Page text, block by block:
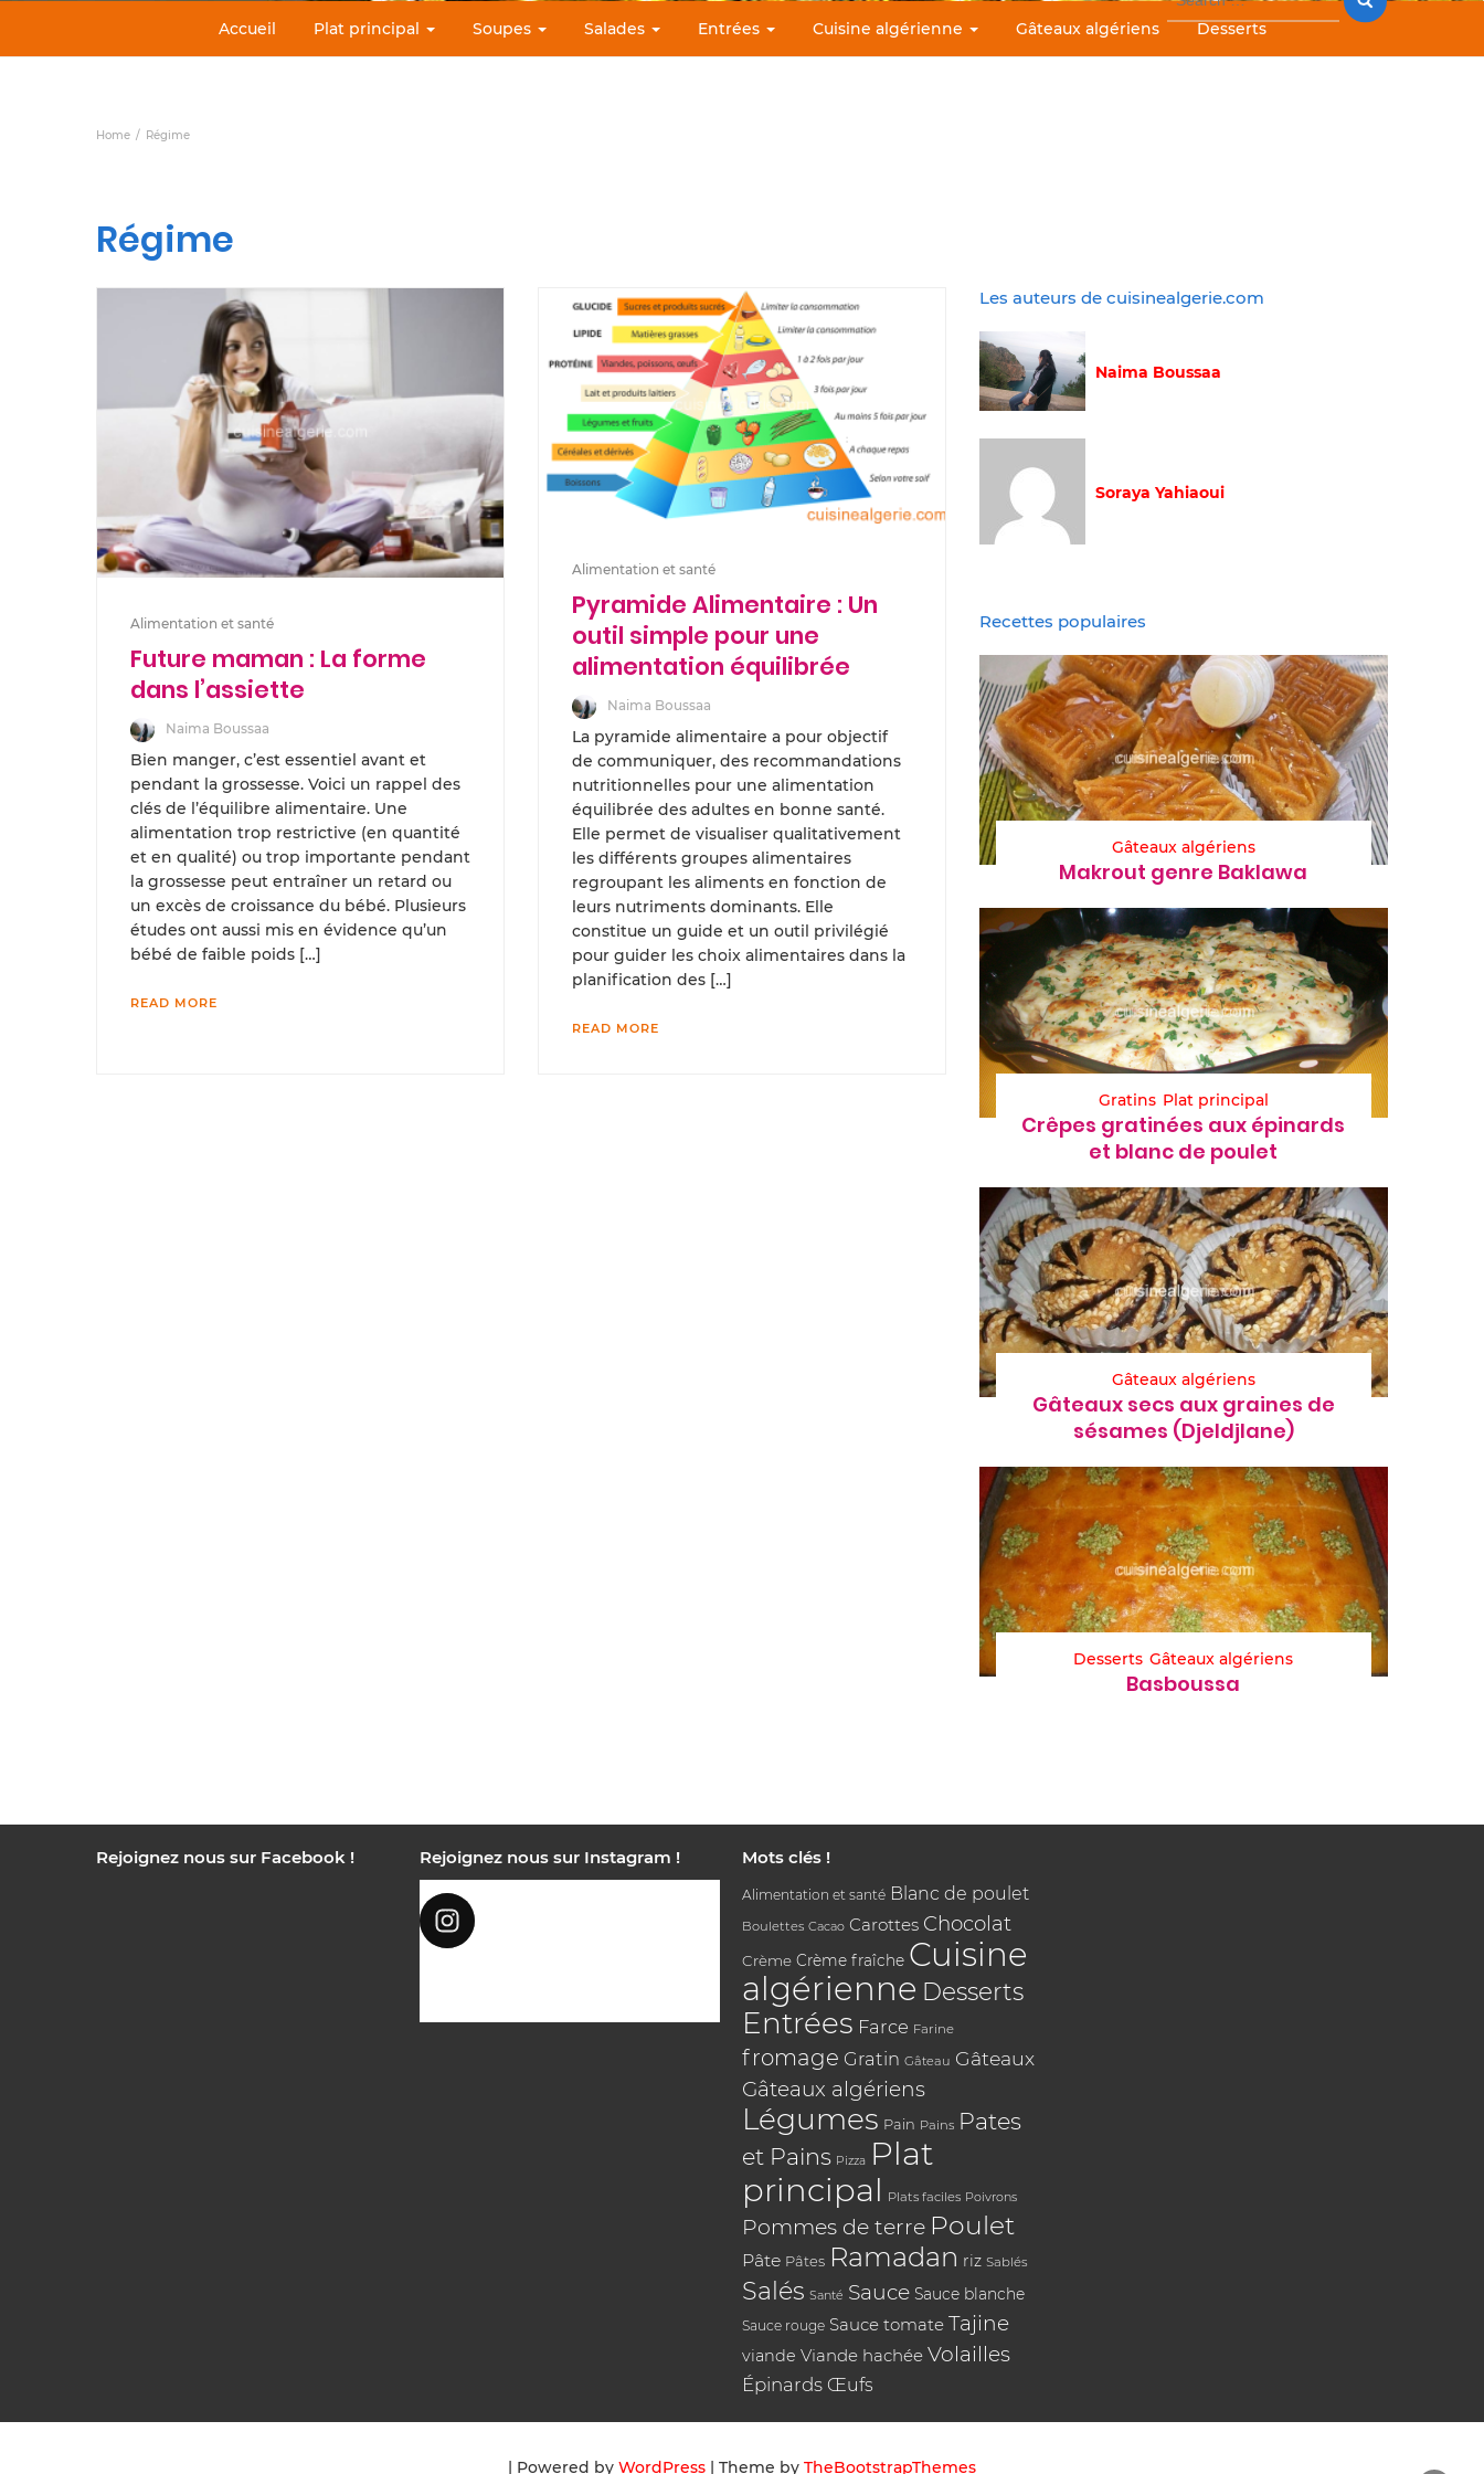
Accueil Plat principal Soupes Salades Entrées Cuisine algérienne Gâteaux algériens Desserts
Home Régime
Régime
Alimentation et santé
Future maman : La forme
dans l’assiette
Naima Boussaa
Bien manger, c’est essentiel avant et
pendant la grossesse. Voici un rappel des
clés de l’équilibre alimentaire. Une
alimentation trop restrictive (en quantité
et en qualité) ou trop importante pendant
la grossesse peut entraîner un retard ou
un excès de croissance du bébé. Plusieurs
études ont aussi mis en évidence qu’un
bébé de faible poids […]
READ MORE
Alimentation et santé
Pyramide Alimentaire : Un
outil simple pour une
alimentation équilibrée
Naima Boussaa
La pyramide alimentaire a pour objectif
de communiquer, des recommandations
nutritionnelles pour une alimentation
équilibrée des adultes en bonne santé.
Elle permet de visualiser qualitativement
les différents groupes alimentaires
regroupant les aliments en fonction de
leurs nutriments dominants. Elle
constitue un guide et un outil privilégié
pour guider les choix alimentaires dans la
planification des […]
READ MORE
Les auteurs de cuisinealgerie.com
Naima Boussaa
Soraya Yahiaoui
Recettes populaires
Gâteaux algériens
Makrout genre Baklawa
Gratins Plat principal
Crêpes gratinées aux épinards
et blanc de poulet
Gâteaux algériens
Gâteaux secs aux graines de
sésames (Djeldjlane)
Desserts Gâteaux algériens
Basboussa
Rejoignez nous sur Facebook ! Rejoignez nous sur Instagram ! Mots clés !
Alimentation et santé Blanc de poulet
Boulettes Cacao Carottes Chocolat
Crème Crème fraîche Cuisine
algérienne Desserts
Entrées Farce Farine
fromage Gratin Gâteau Gâteaux
Gâteaux algériens
Légumes Pain Pains Pates
et Pains Pizza Plat
principal Plats faciles Poivrons
Pommes de terre Poulet
Pâte Pâtes Ramadan riz Sablés
Salés Santé Sauce Sauce blanche
Sauce rouge Sauce tomate Tajine
viande Viande hachée Volailles
Épinards Œufs
| Powered by WordPress | Theme by TheBootstrapThemes